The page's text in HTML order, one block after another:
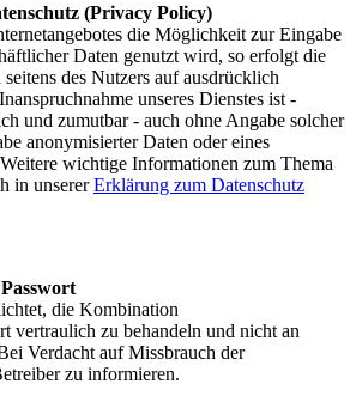
(Privacy Policy)
die Möglichkeit zur Eingabe
Daten genutzt wird, so erfolgt die
des Nutzers auf ausdrücklich
unseres Dienstes ist -
und zumutbar - auch ohne Angabe solcher
anonymisierter Daten oder eines
wichtige Informationen zum Thema
in unsererErklärung zum Datenschutz
die Kombination
vertraulich zu behandeln und nicht an
Verdacht auf Missbrauch der
zu informieren.